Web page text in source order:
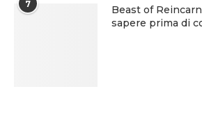
7
Beast of
sapere prima di